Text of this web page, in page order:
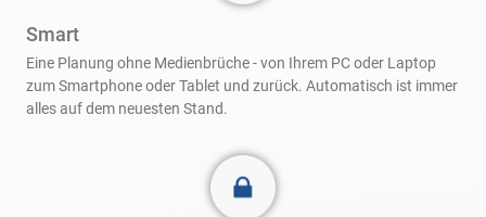
Smart
Eine Planung ohne Medienbrüche - von Ihrem PC oder Laptop
zum Smartphone oder Tablet und zurück. Automatisch ist immer
alles auf dem neuesten Stand.